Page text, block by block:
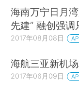
海南万宁日月
先建” 融创强
2017年08月08日
海航三亚新机
2017年06月09日